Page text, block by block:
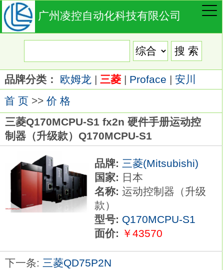
广州凌控自动化科技有限公司
品牌分类： 欧姆龙 | 三菱| Proface | 安川
首 页>> 价 格
三菱Q170MCPU-S1 fx2n 硬件手册运动控
制器（升级款）Q170MCPU-S1
品牌: 三菱(Mitsubishi)
国家: 日本
名称:运动控制器（升级
款）
型号: Q170MCPU-S1
面价: ￥43570
下一条: 三菱QD75P2N